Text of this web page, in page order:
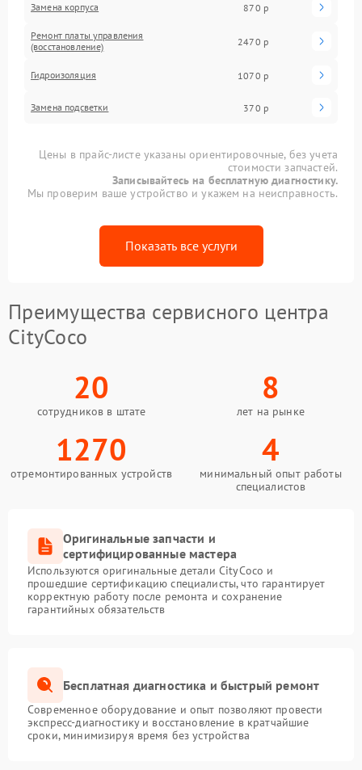
Замена корпуса 870 р
Ремонт платы управления
(восстановление)
2470 р
Гидроизоляция 1070 р
Замена подсветки 370 р
Цены в прайс-листе указаны ориентировочные, без учета
стоимости запчастей.
Записывайтесь на бесплатную диагностику.
Мы проверим ваше устройство и укажем на неисправность.
Показать все услуги
Преимущества сервисного центра
CityCoco
20
сотрудников в штате
8
лет на рынке
1270
отремонтированных устройств
4
минимальный опыт работы
специалистов
Оригинальные запчасти и
сертифицированные мастера
Используются оригинальные детали CityCoco и
прошедшие сертификацию специалисты, что гарантирует
корректную работу после ремонта и сохранение
гарантийных обязательств
Бесплатная диагностика и быстрый ремонт
Современное оборудование и опыт позволяют провести
экспресс-диагностику и восстановление в кратчайшие
сроки, минимизируя время без устройства